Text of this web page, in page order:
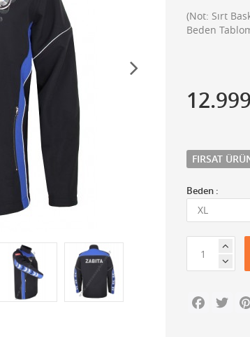
(Not: Sırt
Beden
FIRSAT
Beden :
Facebook